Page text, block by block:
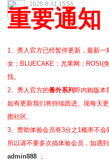
2025-8-31 15:55
重要通知
1、秀人官方已经暂停更新，最新
女；BLUECAKE；尤果网；ROSI(
找。
2、 秀人官方的番外系列 即内购版本
如有更新我们将持续跟进。现每天
图社区。
3、赞助体验会员有3分之1概率不会
所以请不要多次搞体验会员，如遇
admin888 ；